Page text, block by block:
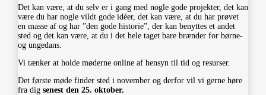
Det kan være, at du selv er i gang med nogle gode projekter, det kan
være du har nogle vildt gode idéer, det kan være, at du har prøvet
en masse af og har ”den gode historie”, der kan benyttes et andet
sted og det kan være, at du i det hele taget bare brænder for børne-
og ungedans.
Vi tænker at holde møderne online af hensyn til tid og resurser.
Det første møde finder sted i november og derfor vil vi gerne høre
fra dig senest den 25. oktober.